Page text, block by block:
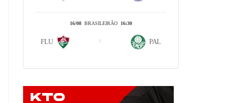
16/08 BRASILEIRÃO 16:30
FLU PAL